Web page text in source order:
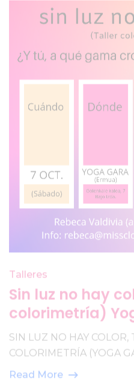
Sin luz no hay
colorimetría)
SIN LUZ NO HAY COLOR,
COLORIMETRÍA (YOGA
Read More